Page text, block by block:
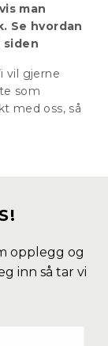
man
Se hvordan
siden
vil gjerne
som
med oss, så
opplegg og
inn så tar vi